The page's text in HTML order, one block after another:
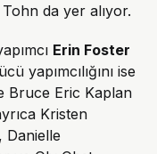
da yer alıyor.
Erin Foster
yapımcılığını ise
Bruce Eric Kaplan
Kristen
Danielle